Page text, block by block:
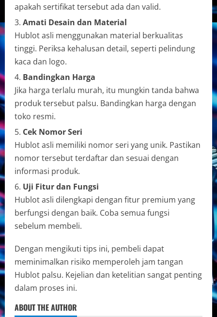
apakah sertifikat tersebut ada dan valid.
Amati Desain dan Material
Hublot asli menggunakan material berkualitas
tinggi. Periksa kehalusan detail, seperti pelindung
kaca dan logo.
Bandingkan Harga
Jika harga terlalu murah, itu mungkin tanda bahwa
produk tersebut palsu. Bandingkan harga dengan
toko resmi.
Cek Nomor Seri
Hublot asli memiliki nomor seri yang unik. Pastikan
nomor tersebut terdaftar dan sesuai dengan
informasi produk.
Uji Fitur dan Fungsi
Hublot asli dilengkapi dengan fitur premium yang
berfungsi dengan baik. Coba semua fungsi
sebelum membeli.
Dengan mengikuti tips ini, pembeli dapat
meminimalkan risiko memperoleh jam tangan
Hublot palsu. Kejelian dan ketelitian sangat penting
dalam proses ini.
ABOUT THE AUTHOR